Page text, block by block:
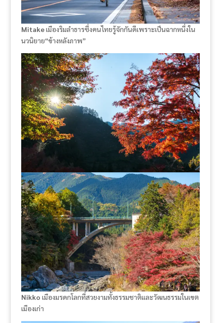
Mitakeเมืองริมลำธารซึ่งคนไทยรู้จักกันดีเพราะเป็นฉากหนึ่งใน
นวนิยาย“ข้างหลังภาพ”
Nikko เมืองมรดกโลกที่สวยงามทั้งธรรมชาติและวัฒนธรรมในเขต
เมืองเก่า